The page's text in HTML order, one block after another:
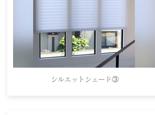
シルエットシェード③